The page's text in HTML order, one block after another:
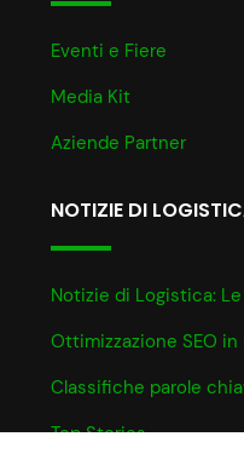
Eventi e Fiere
Media Kit
Aziende Partner
NOTIZIE DI
Notizie di Logistica:
Ottimizzazione SEO in
Classifiche parole
Top Stories